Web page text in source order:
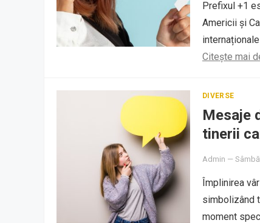
Prefixul +1
Americii și
Citește mai
DIVERSE
Mesaje
tinerii
Admin —
Împlinirea
simbolizând
moment